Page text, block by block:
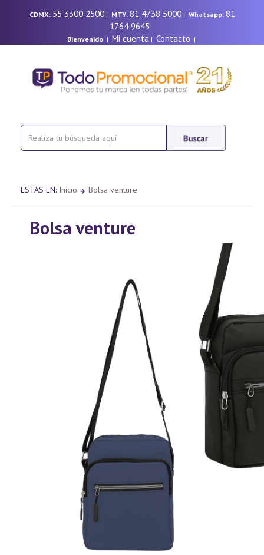
CDMX: 55 3300 2500| MTY: 81 4738 5000| Whatsapp: 81
1764 9645
Bienvenido| Mi cuenta | Contacto |
ESTÁS EN: Inicio Bolsa venture
Bolsa venture